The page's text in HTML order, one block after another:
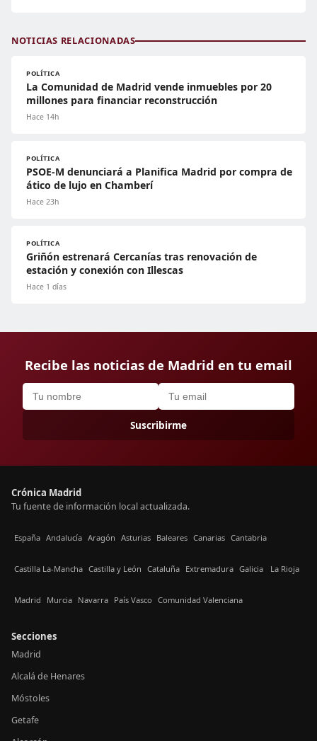
NOTICIAS RELACIONADAS
POLÍTICA
La Comunidad de Madrid vende inmuebles por 20
millones para financiar reconstrucción
Hace 14h
POLÍTICA
PSOE-M denunciará a Planifica Madrid por compra de
ático de lujo en Chamberí
Hace 23h
POLÍTICA
Griñón estrenará Cercanías tras renovación de
estación y conexión con Illescas
Hace 1 días
Recibe las noticias de Madrid en tu email
Suscribirme
Crónica Madrid
Tu fuente de información local actualizada.
España Andalucía Aragón Asturias Baleares Canarias Cantabria
Castilla La-Mancha Castilla y León Cataluña Extremadura Galicia La Rioja
Madrid Murcia Navarra País Vasco Comunidad Valenciana
Secciones
Madrid
Alcalá de Henares
Móstoles
Getafe